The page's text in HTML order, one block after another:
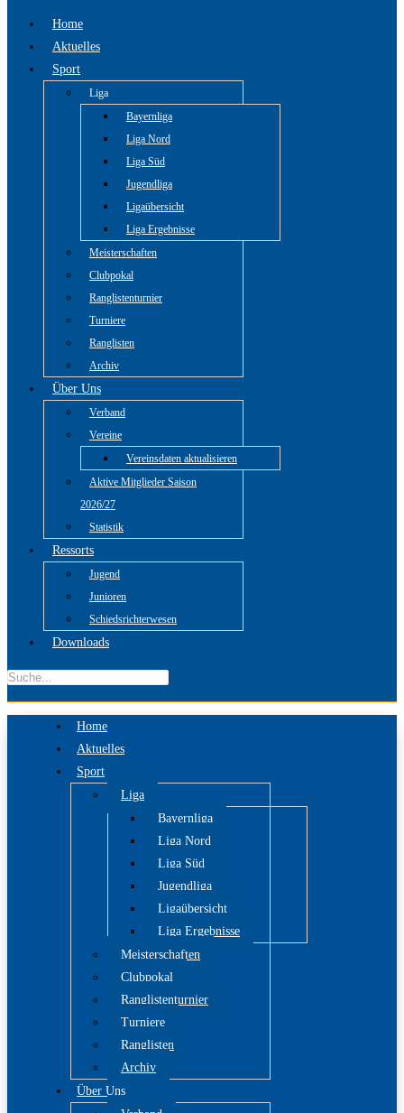
Home
Aktuelles
Sport
Liga
Bayernliga
Liga Nord
Liga Süd
Jugendliga
Ligaübersicht
Liga Ergebnisse
Meisterschaften
Clubpokal
Ranglistenturnier
Turniere
Ranglisten
Archiv
Über Uns
Verband
Vereine
Vereinsdaten aktualisieren
Aktive Mitglieder Saison
2026/27
Statistik
Ressorts
Jugend
Junioren
Schiedsrichterwesen
Downloads
Home
Aktuelles
Sport
Liga
Bayernliga
Liga Nord
Liga Süd
Jugendliga
Ligaübersicht
Liga Ergebnisse
Meisterschaften
Clubpokal
Ranglistenturnier
Turniere
Ranglisten
Archiv
Über Uns